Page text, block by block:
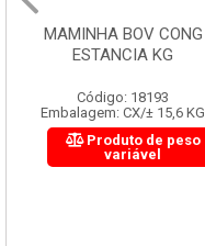
MAMINHA BOV CONG
ESTANCIA KG
Código: 18193
Embalagem: CX/± 15,6 KG
Produto de peso
variável